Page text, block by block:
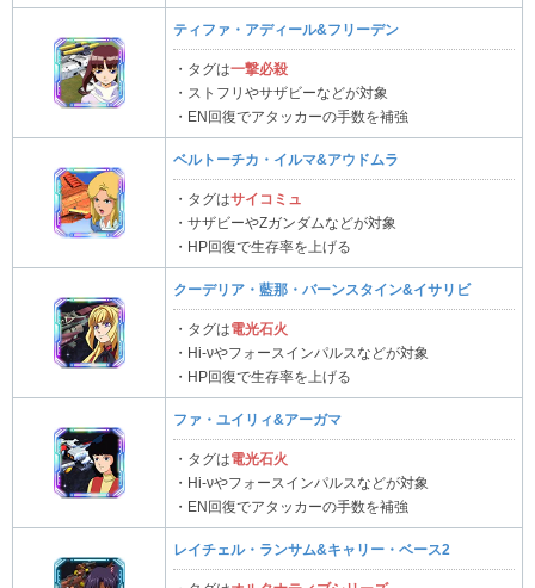
ティファ・アディール&フリーデン
・タグは一撃必殺
・ストフリやサザビーなどが対象
・EN回復でアタッカーの手数を補強
ベルトーチカ・イルマ&アウドムラ
・タグはサイコミュ
・サザビーやΖガンダムなどが対象
・HP回復で生存率を上げる
クーデリア・藍那・バーンスタイン&イサリビ
・タグは電光石火
・Hi-νやフォースインパルスなどが対象
・HP回復で生存率を上げる
ファ・ユイリィ&アーガマ
・タグは電光石火
・Hi-νやフォースインパルスなどが対象
・EN回復でアタッカーの手数を補強
レイチェル・ランサム&キャリー・ベース2